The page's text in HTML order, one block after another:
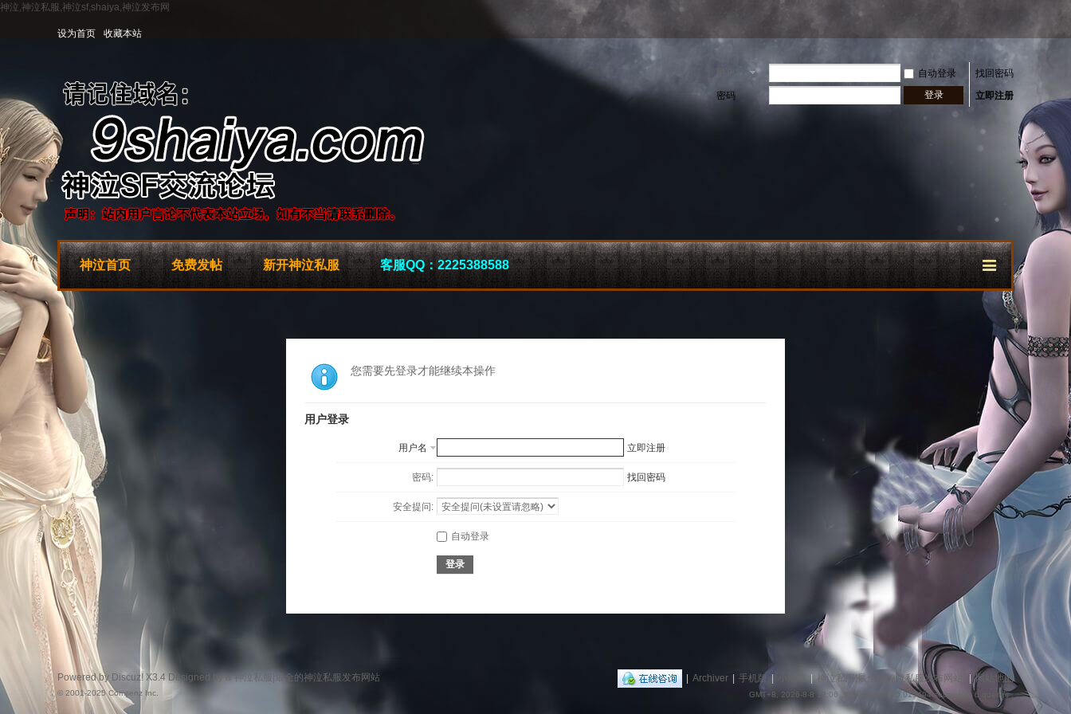
神泣,神泣私服,神泣sf,shaiya,神泣发布网
设为首页 收藏本站
自动登录
找回密码
密码
登录 立即注册
快
捷
神泣首页 免费发帖 新开神泣私服 客服QQ：2225388588
您需要先登录才能继续本操作
用户登录
用户名 立即注册
密码: 找回密码
安全提问:
自动登录
登录
| Archiver | 手机版 | | 神泣私服|最全的神泣私服发布网站 | 网站地图
GMT+8, 2026-8-8 12:06 , Processed in 0.015494 second(s), 6 queries .
Powered by Discuz! X3.4Designed by &神泣私服|最全的神泣私服发布网站
© 2001-2025Comsenz Inc.